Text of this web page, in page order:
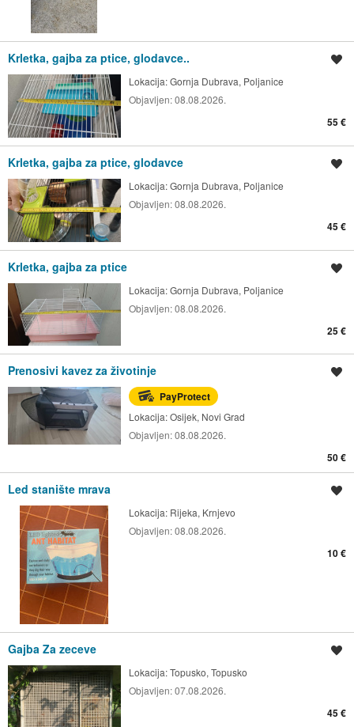
Krletka, gajba za ptice, glodavce..
Lokacija:Gornja Dubrava, Poljanice
Objavljen:08.08.2026.
55 €
Krletka, gajba za ptice, glodavce
Lokacija:Gornja Dubrava, Poljanice
Objavljen:08.08.2026.
45 €
Krletka, gajba za ptice
Lokacija:Gornja Dubrava, Poljanice
Objavljen:08.08.2026.
25 €
Prenosivi kavez za životinje
PayProtect
Lokacija:Osijek, Novi Grad
Objavljen:08.08.2026.
50 €
Led stanište mrava
Lokacija: Rijeka, Krnjevo
Objavljen:08.08.2026.
10 €
Gajba Za zeceve
Lokacija:Topusko, Topusko
Objavljen:07.08.2026.
45 €